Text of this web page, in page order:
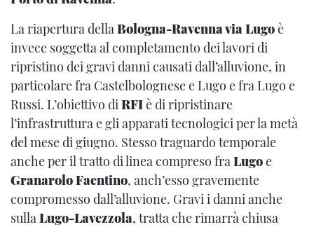
La riapertura dellaBologna-Ravenna via Lugoè
invece soggetta al completamento dei lavori di
ripristino dei gravi danni causati dall’alluvione, in
particolare fra Castelbolognese e Lugo e fra Lugo e
Russi. L’obiettivo diRFIè di ripristinare
l’infrastruttura e gli apparati tecnologici per la metà
del mese di giugno. Stesso traguardo temporale
anche per il tratto di linea compreso fraLugoe
Granarolo Faentino, anch’esso gravemente
compromesso dall’alluvione. Gravi i danni anche
sullaLugo-Lavezzola, tratta che rimarrà chiusa